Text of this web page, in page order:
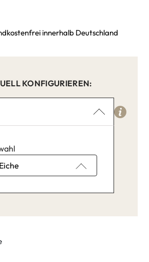
innerhalb Deutschland
KONFIGURIEREN: